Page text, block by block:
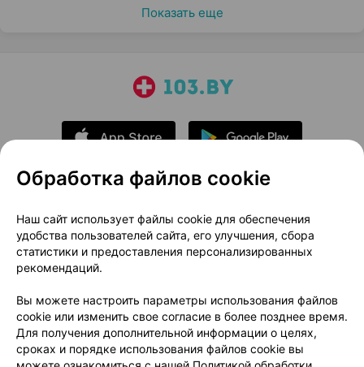
Показать еще
О проекте
Новости проекта
Размещение рекламы
Медицинский маркетинг
Публичный договор
Доставка
Способы оплаты
Вакансии
Партнеры
Написать руководителю 103.by
Написать в поддержку
Обработка файлов cookie
Наш сайт использует файлы cookie для обеспечения
удобства пользователей сайта, его улучшения, сбора
статистики и предоставления персонализированных
рекомендаций.
Вы можете настроить параметры использования файлов
cookie или изменить свое согласие в более позднее время.
Для получения дополнительной информации о целях,
сроках и порядке использования файлов cookie вы